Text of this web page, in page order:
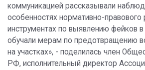
коммуникацией рассказывали
особенностях нормативно-правового
инструментах по выявлению фейков в
обучали мерам по предотвращению
на участках», - поделилась член
РФ, исполнительный директор